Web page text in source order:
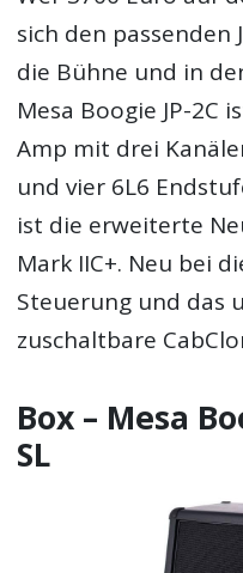
sich den passenden
die Bühne und in
Mesa Boogie JP-2C
Amp mit drei
und vier 6L6
ist die erweiterte
Mark IIC+. Neu bei
Steuerung und das
zuschaltbare
Box – Mesa
SL